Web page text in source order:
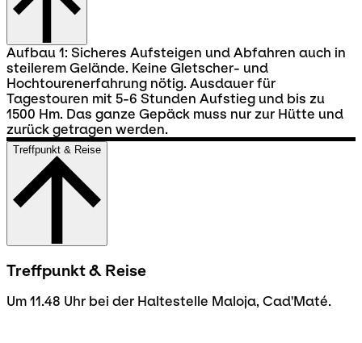
Aufbau 1: Sicheres Aufsteigen und Abfahren auch in
steilerem Gelände. Keine Gletscher- und
Hochtourenerfahrung nötig. Ausdauer für
Tagestouren mit 5-6 Stunden Aufstieg und bis zu
1500 Hm. Das ganze Gepäck muss nur zur Hütte und
zurück getragen werden.
Treffpunkt & Reise
Treffpunkt & Reise
Um 11.48 Uhr bei der Haltestelle Maloja, Cad'Maté.